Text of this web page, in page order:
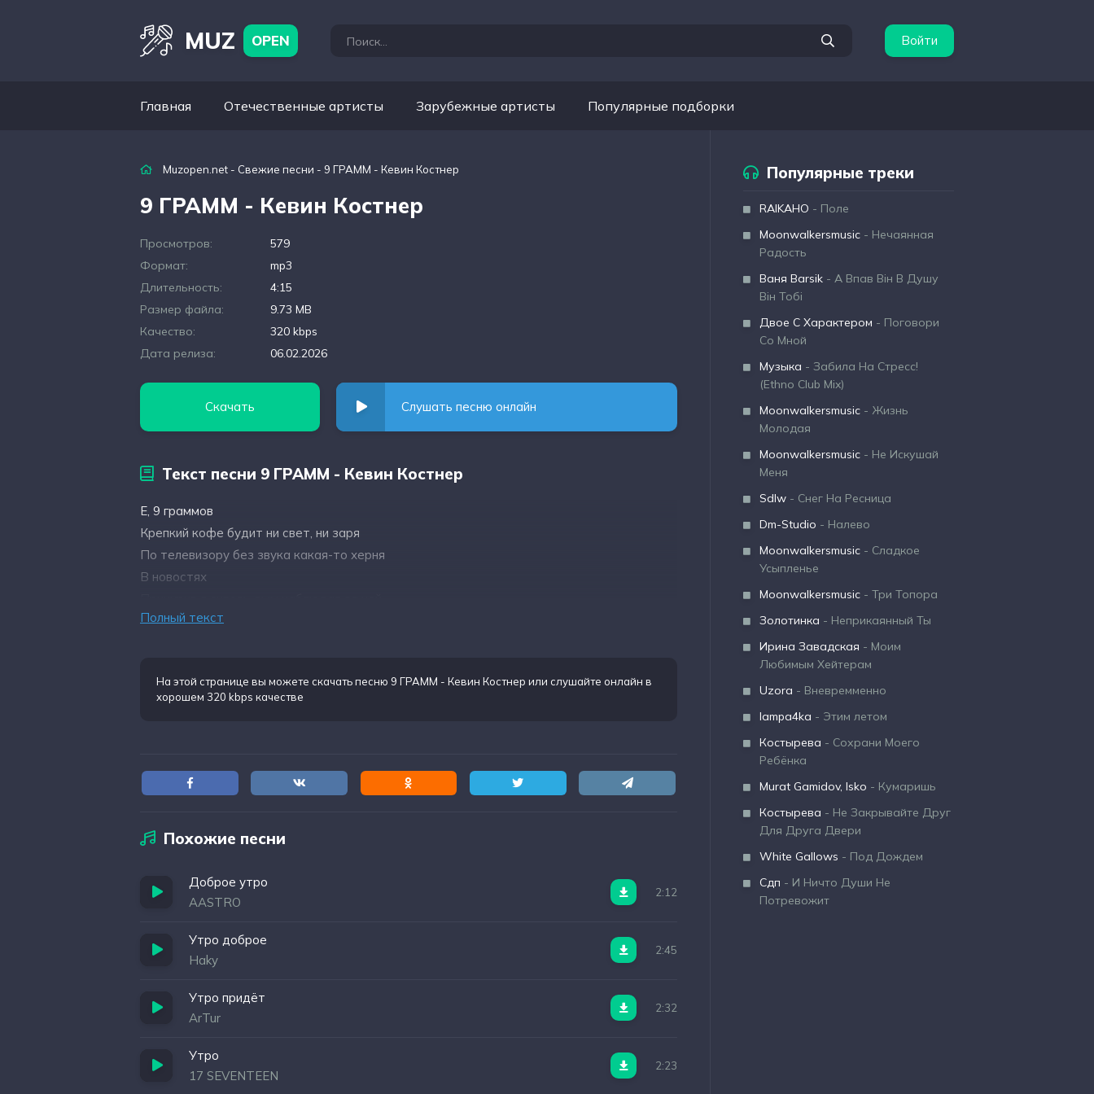
MUZ OPEN Войти
Главная Отечественные артисты Зарубежные артисты Популярные подборки
Muzopen.net - Свежие песни - 9 ГРАММ - Кевин Костнер
9 ГРАММ - Кевин Костнер
Просмотров:
579
Формат:
mp3
Длительность:
4:15
Размер файла:
9.73 MB
Качество:
320 kbps
Дата релиза:
06.02.2026
Скачать Слушать песню онлайн
Текст песни 9 ГРАММ - Кевин Костнер
Е, 9 граммов
Крепкий кофе будит ни свет, ни заря
По телевизору без звука какая-то херня
В новостях
Досыпающей на диване
Глухое тихое утро
Я смотрю на часы и жду будильник
Полный текст
На этой странице вы можете скачать песню 9 ГРАММ - Кевин Костнер или слушайте онлайн в
хорошем 320 kbps качестве
Похожие песни
Доброе утро
AASTRO
2:12
Утро доброе
Haky
2:45
Утро придёт
ArTur
2:32
Утро
17 SEVENTEEN
2:23
Популярные треки
RAIKAHO - Поле
Moonwalkersmusic - Нечаянная
Радость
Ваня Barsik - А Впав Він В Душу
Він Тобі
Двое С Характером - Поговори
Со Мной
Музыка - Забила На Стресс!
(Ethno Club Mix)
Moonwalkersmusic - Жизнь
Молодая
Moonwalkersmusic - Не Искушай
Меня
Sdlw - Снег На Ресница
Dm-Studio - Налево
Moonwalkersmusic - Сладкое
Усыпленье
Moonwalkersmusic - Три Топора
Золотинка - Неприкаянный Ты
Ирина Завадская - Моим
Любимым Хейтерам
Uzora - Вневремменно
lampa4ka - Этим летом
Костырева - Сохрани Моего
Ребёнка
Murat Gamidov, Isko - Кумаришь
Костырева - Не Закрывайте Друг
Для Друга Двери
White Gallows - Под Дождем
Сдп - И Ничто Души Не
Потревожит